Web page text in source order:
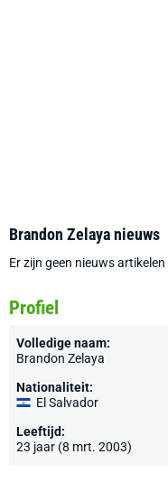
Brandon Zelaya nieuws
Er zijn geen nieuws
Profiel
Volledige naam:
Brandon Zelaya
Nationaliteit:
El Salvador
Leeftijd:
23 jaar (8 mrt. 2003)